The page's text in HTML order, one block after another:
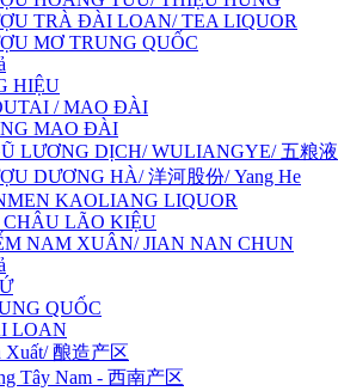
TRÀ ĐÀI LOAN/ TEA LIQUOR
MƠ TRUNG QUỐC
HIỆU
/ MAO ĐÀI
MAO ĐÀI
LƯƠNG DỊCH/ WULIANGYE/ 五粮液
DƯƠNG HÀ/ 洋河股份/ Yang He
KAOLIANG LIQUOR
CHÂU LÃO KIỆU
NAM XUÂN/ JIAN NAN CHUN
QUỐC
LOAN
Xuất/ 酿造产区
Tây Nam - 西南产区